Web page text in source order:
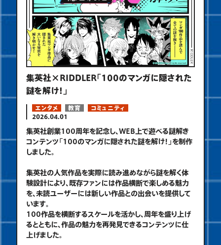
集英社×RIDDLER「100のマンガに隠された
謎を解け！」
エンタメ 教育
コミュニティ
2026.04.01
集英社創業100周年を記念し、WEB上で遊べる謎解き
コンテンツ「100のマンガに隠された謎を解け！」を制作
しました。
集英社の人気作品を実際に読み進めながら謎を解く体
験設計により、既存ファンには作品横断で楽しめる魅力
を、未読ユーザーには新しい作品との出会いを提供して
います。
100作品を横断するスケールを活かし、周年を盛り上げ
るとともに、作品の魅力を再発見できるコンテンツに仕
上げました。